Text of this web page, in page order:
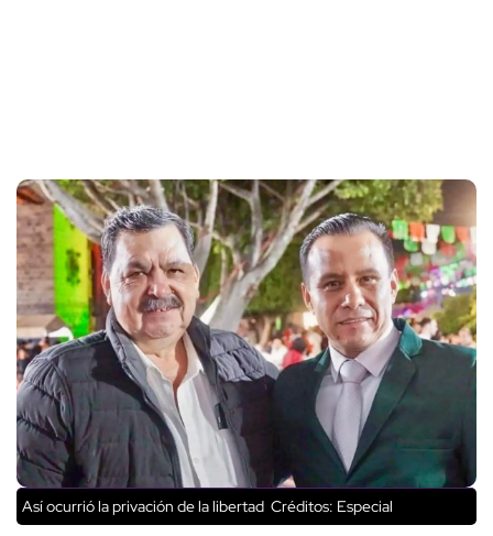
Así ocurrió la privación de la libertad Créditos: Especial